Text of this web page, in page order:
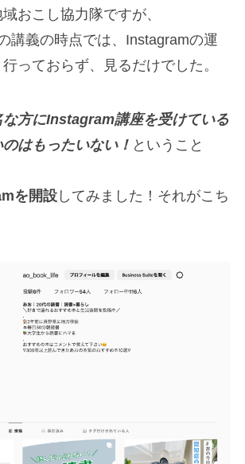
おこし協力隊ですが、
講義の時点では、Instagramの運
っておらず、見るだけでした。
な方にInstagram講座を受けている
はもったいない！ ということ
を開設してみました！それがこち